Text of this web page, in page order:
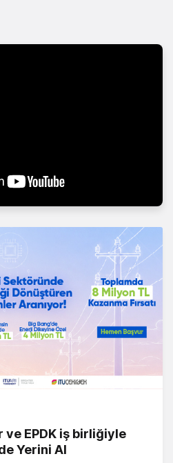
ve EPDK iş birliğiyle
Yerini Al